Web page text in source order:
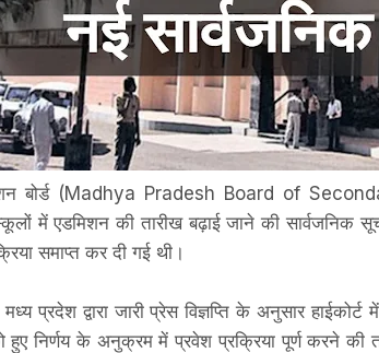
बोर्ड (Madhya Pradesh Board of
में एडमिशन की तारीख बढ़ाई जाने की
समाप्त कर दी गई थी।
प्रदेश द्वारा जारी प्रेस विज्ञप्ति के अनुसार हाईकोर्ट
निर्णय के अनुक्रम में प्रवेश प्रक्रिया पूर्ण करने की